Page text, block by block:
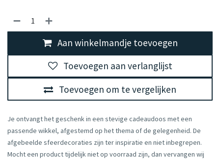
Aan winkelmandje toevoegen
Toevoegen om te vergelijken
Toevoegen aan verlanglijst
Je ontvangt het geschenk in een stevige cadeaudoos met een
passende wikkel, afgestemd op het thema of de gelegenheid. De
afgebeelde sfeerdecoraties zijn ter inspiratie en niet inbegrepen.
Mocht een product tijdelijk niet op voorraad zijn, dan vervangen wij